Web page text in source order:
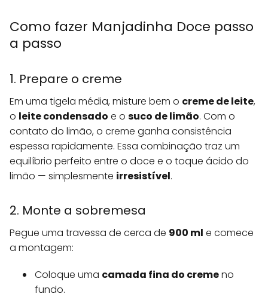
Como fazer Manjadinha Doce passo
a passo
1. Prepare o creme
Em uma tigela média, misture bem o creme de leite,
o leite condensado e o suco de limão. Com o
contato do limão, o creme ganha consistência
espessa rapidamente. Essa combinação traz um
equilíbrio perfeito entre o doce e o toque ácido do
limão — simplesmente irresistível.
2. Monte a sobremesa
Pegue uma travessa de cerca de 900 ml e comece
a montagem:
Coloque uma camada fina do cremeno
fundo.